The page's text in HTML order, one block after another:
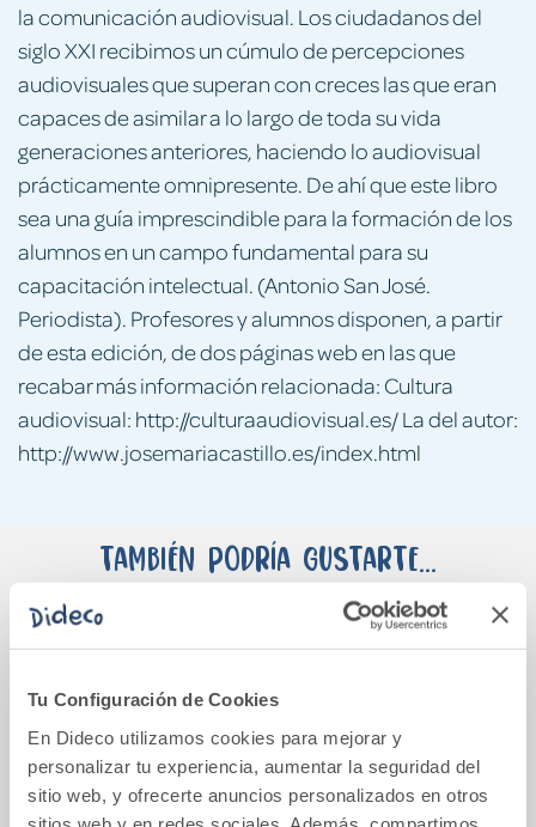
Tu Configuración de Cookies
En Dideco utilizamos cookies para mejorar y
personalizar tu experiencia, aumentar la seguridad del
sitio web, y ofrecerte anuncios personalizados en otros
la comunicación audiovisual. Los ciudadanos del
siglo XXI recibimos un cúmulo de percepciones
audiovisuales que superan con creces las que eran
capaces de asimilar a lo largo de toda su vida
generaciones anteriores, haciendo lo audiovisual
prácticamente omnipresente. De ahí que este libro
sea una guía imprescindible para la formación de los
alumnos en un campo fundamental para su
capacitación intelectual. (Antonio San José.
Periodista). Profesores y alumnos disponen, a partir
de esta edición, de dos páginas web en las que
recabar más información relacionada: Cultura
audiovisual: http://culturaaudiovisual.es/ La del autor:
http://www.josemariacastillo.es/index.html
También podría gustarte...